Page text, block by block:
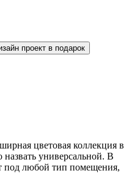
проект в подарок
цветовая коллекция в
универсальной. В
под любой тип помещения,